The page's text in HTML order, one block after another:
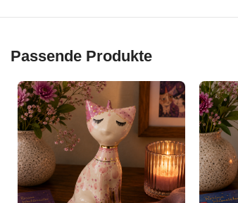
Passende Produkte